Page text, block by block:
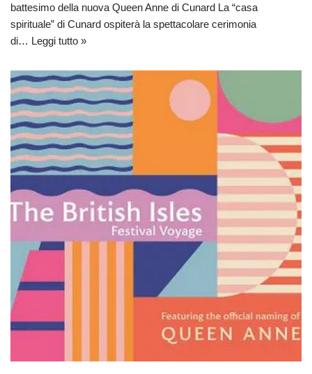
battesimo della nuova Queen Anne di Cunard La “casa
spirituale” di Cunard ospiterà la spettacolare cerimonia
di… Leggi tutto »